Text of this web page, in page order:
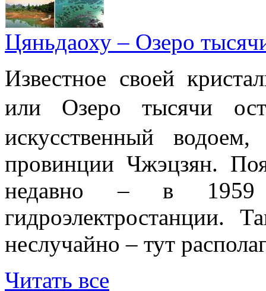
Цяньдаоху – Озеро
Известное своей
или Озеро тысячи
искусственный
провинции Чжэцзян.
недавно – в 1959
гидроэлектростанции.
неслучайно – тут
Читать все